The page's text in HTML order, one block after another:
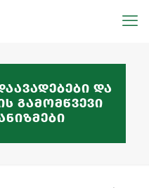
და
გამომწვევი